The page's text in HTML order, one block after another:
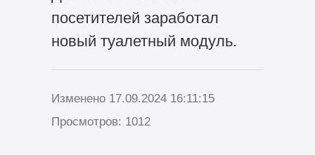
посетителей заработал
новый туалетный модуль.
Изменено 17.09.2024 16:11:15
Просмотров: 1012